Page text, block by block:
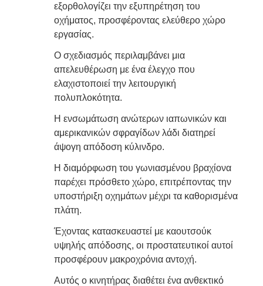
εξορθολογίζει την εξυπηρέτηση του
οχήματος, προσφέροντας ελεύθερο χώρο
εργασίας.
Ο σχεδιασμός περιλαμβάνει μια
απελευθέρωση με ένα έλεγχο που
ελαχιστοποιεί την λειτουργική
πολυπλοκότητα.
Η ενσωμάτωση ανώτερων ιαπωνικών και
αμερικανικών σφραγίδων λάδι διατηρεί
άψογη απόδοση κύλινδρο.
Η διαμόρφωση του γωνιασμένου βραχίονα
παρέχει πρόσθετο χώρο, επιτρέποντας την
υποστήριξη οχημάτων μέχρι τα καθορισμένα
πλάτη.
Έχοντας κατασκευαστεί με καουτσούκ
υψηλής απόδοσης, οι προστατευτικοί αυτοί
προσφέρουν μακροχρόνια αντοχή.
Αυτός ο κινητήρας διαθέτει ένα ανθεκτικό